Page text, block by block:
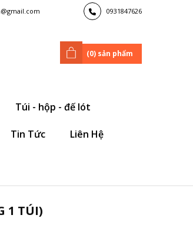
0931847626
(0) sản phẩm
Túi - hộp - đế lót
Tin Tức Liên Hệ
1 TÚI)